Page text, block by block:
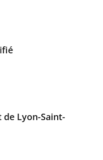
de Lyon-Saint-